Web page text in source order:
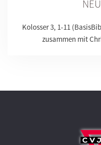
Kolosser 3, 1-11
zusammen mit